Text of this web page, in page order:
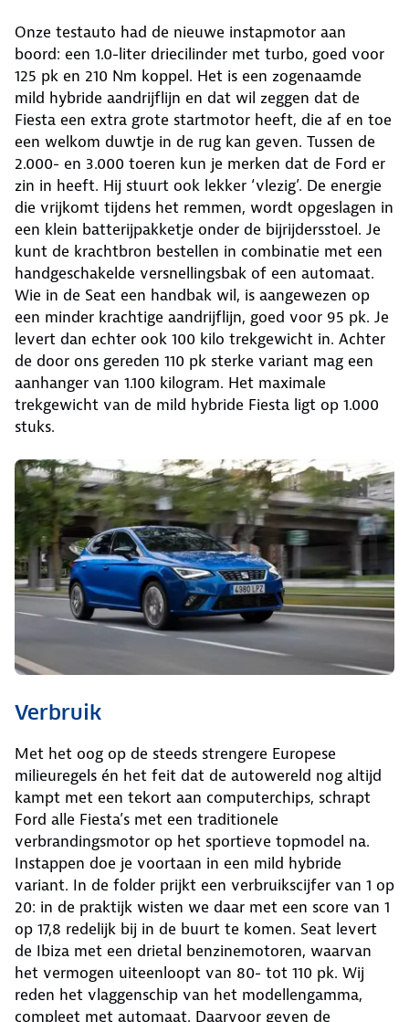
Onze testauto had de nieuwe instapmotor aan
boord: een 1.0-liter driecilinder met turbo, goed voor
125 pk en 210 Nm koppel. Het is een zogenaamde
mild hybride aandrijflijn en dat wil zeggen dat de
Fiesta een extra grote startmotor heeft, die af en toe
een welkom duwtje in de rug kan geven. Tussen de
2.000- en 3.000 toeren kun je merken dat de Ford er
zin in heeft. Hij stuurt ook lekker ‘vlezig’. De energie
die vrijkomt tijdens het remmen, wordt opgeslagen in
een klein batterijpakketje onder de bijrijdersstoel. Je
kunt de krachtbron bestellen in combinatie met een
handgeschakelde versnellingsbak of een automaat.
Wie in de Seat een handbak wil, is aangewezen op
een minder krachtige aandrijflijn, goed voor 95 pk. Je
levert dan echter ook 100 kilo trekgewicht in. Achter
de door ons gereden 110 pk sterke variant mag een
aanhanger van 1.100 kilogram. Het maximale
trekgewicht van de mild hybride Fiesta ligt op 1.000
stuks.
Verbruik
Met het oog op de steeds strengere Europese
milieuregels én het feit dat de autowereld nog altijd
kampt met een tekort aan computerchips, schrapt
Ford alle Fiesta’s met een traditionele
verbrandingsmotor op het sportieve topmodel na.
Instappen doe je voortaan in een mild hybride
variant. In de folder prijkt een verbruikscijfer van 1 op
20: in de praktijk wisten we daar met een score van 1
op 17,8 redelijk bij in de buurt te komen. Seat levert
de Ibiza met een drietal benzinemotoren, waarvan
het vermogen uiteenloopt van 80- tot 110 pk. Wij
reden het vlaggenschip van het modellengamma,
compleet met automaat. Daarvoor geven de